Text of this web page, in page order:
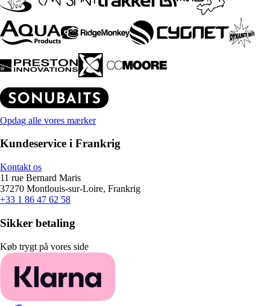
Opdag alle vores mærker
Kundeservice i Frankrig
Kontakt os
11 rue Bernard Maris
37270 Montlouis-sur-Loire, Frankrig
+33 1 86 47 62 58
Sikker betaling
Køb trygt på vores side